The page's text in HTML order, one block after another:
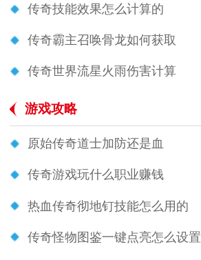
传奇技能效果怎么计算的
传奇霸主召唤骨龙如何获取
传奇世界流星火雨伤害计算
游戏攻略
原始传奇道士加防还是血
传奇游戏玩什么职业赚钱
热血传奇彻地钉技能怎么用的
传奇怪物图鉴一键点亮怎么设置